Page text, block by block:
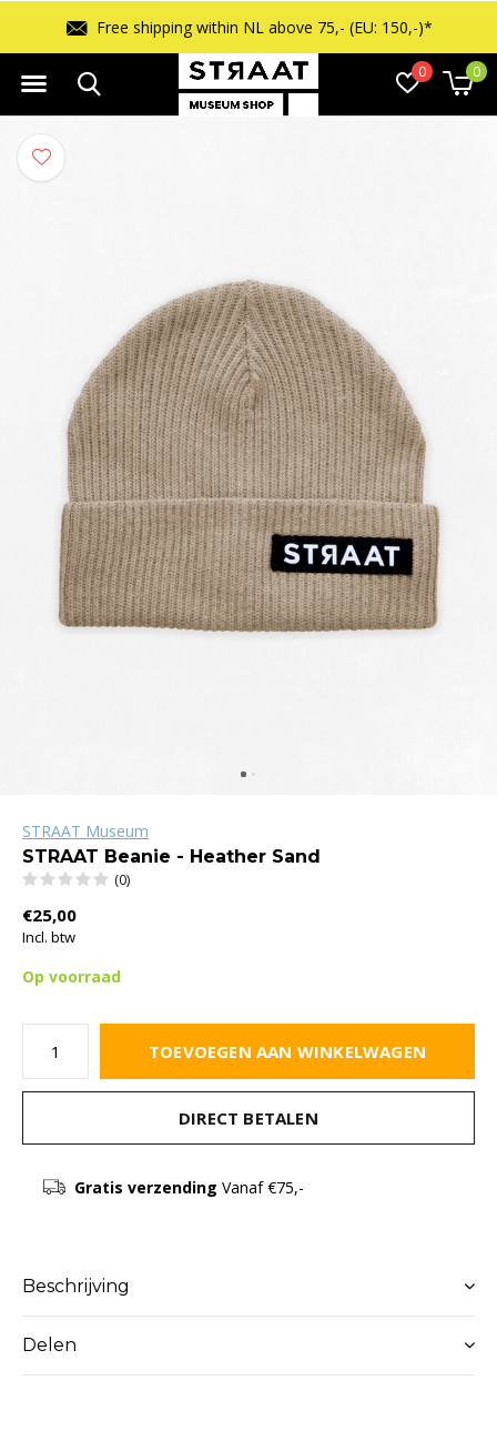
0 0
Free shipping within NL above 75,- (EU: 150,-)*
STRAAT Museum
STRAAT Beanie - Heather Sand
(0)
€25,00
Incl. btw
Op voorraad
TOEVOEGEN AAN WINKELWAGEN
DIRECT BETALEN
Gratis verzending Vanaf €75,-
Beschrijving
Delen